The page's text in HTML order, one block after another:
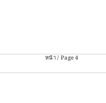
หน้า / Page 4